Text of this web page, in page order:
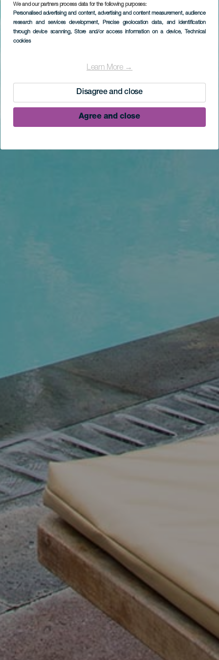
We and our partners process data for the following purposes:
Personalised advertising and content, advertising and content measurement, audience
research and services development, Precise geolocation data, and identification
through device scanning, Store and/or access information on a device, Technical
cookies
Learn More →
Disagree and close
Agree and close